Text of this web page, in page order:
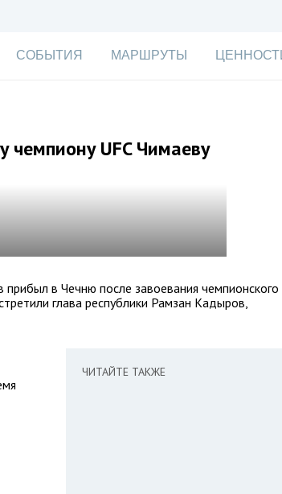
СОБЫТИЯ МАРШРУТЫ
UFC Чимаеву
в Чечню после завоевания чемпионского
глава республики Рамзан Кадыров,
ЧИТАЙТЕ ТАКЖЕ